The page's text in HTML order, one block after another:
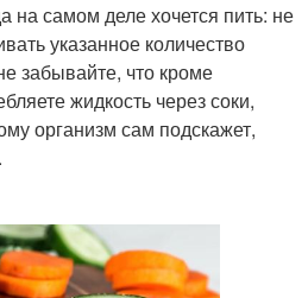
на самом деле хочется пить: не
указанное количество
забывайте, что кроме
жидкость через соки,
организм сам подскажет,